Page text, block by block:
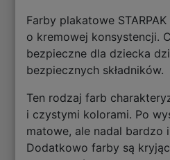
Farby plakatowe
o kremowej konsystencji.
bezpieczne dla dziecka
bezpiecznych składników.
Ten rodzaj farb
i czystymi kolorami. Po
matowe, ale nadal bardzo
Dodatkowo farby są